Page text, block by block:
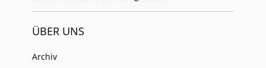
ÜBER UNS
Archiv